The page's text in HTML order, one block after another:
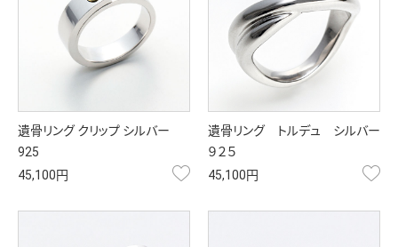
遺骨リング クリップ シルバー
925
45,100円
お気に入り
遺骨リング トルデュ シルバー
９２５
45,100円